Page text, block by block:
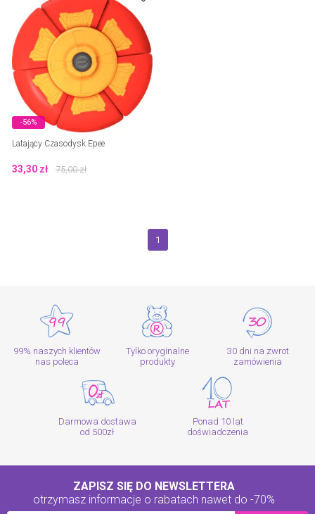
-56%
Latający Czasodysk Epee
33,30 zł 75,00zł
1
99% naszych klientów
nas poleca
Tylko oryginalne
produkty
30 dni na zwrot
zamówienia
Darmowa dostawa
od 500zł
Ponad 10 lat
doświadczenia
ZAPISZ SIĘ DO NEWSLETTERA
otrzymasz informacje o rabatach nawet do -70%